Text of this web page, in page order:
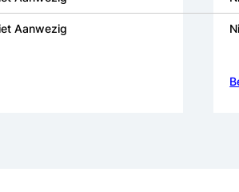
Aanwezig